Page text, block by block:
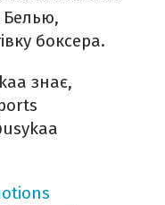
Белью,
боксера.
знає,